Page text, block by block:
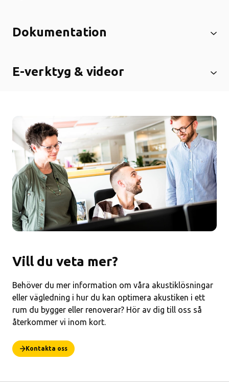
Dokumentation
E-verktyg & videor
Vill du veta mer?
Behöver du mer information om våra akustiklösningar
eller vägledning i hur du kan optimera akustiken i ett
rum du bygger eller renoverar? Hör av dig till oss så
återkommer vi inom kort.
Kontakta oss